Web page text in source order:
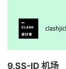
9.SS-ID 机场